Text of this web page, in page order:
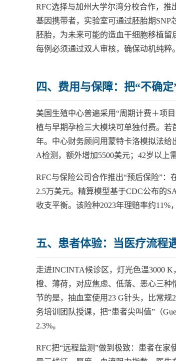
RFC选择与加州大学尔湾分校合作，
基因携带者，实验室可通过胚胎期
胚胎，为未来可能的造血干细胞移植
每例必须通过双人审核，确保动机纯粹。
四、费用与保障：把“不确
美国生殖中心普遍采用“周期计费＋项
植与早期孕检三大模块可单独付费。
年。中心财务顾问用蒙特卡洛模拟法给
A检测，额外增加5500美元；42岁以上
RFC与保险公司合作推出“预后保险”
2.5万美元。精算模型基于CDC公布的
收支平衡。该险种2023年理赔率约11%
五、患者体验：当医疗流程
走进INCINTA候诊区，灯光色温3000
橙、薄荷，对应焦虑、低落、恶心三
节的是，抽血室使用23 G针头，比常规
务培训团队授课，把“患者尖叫值”（
2.3%。
RFC把“远程监测”做到极致：患者在